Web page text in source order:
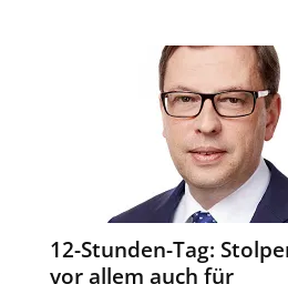
12-Stunden-Tag:
vor allem auch für